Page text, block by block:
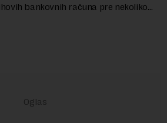
bankovnih računa pre nekoliko